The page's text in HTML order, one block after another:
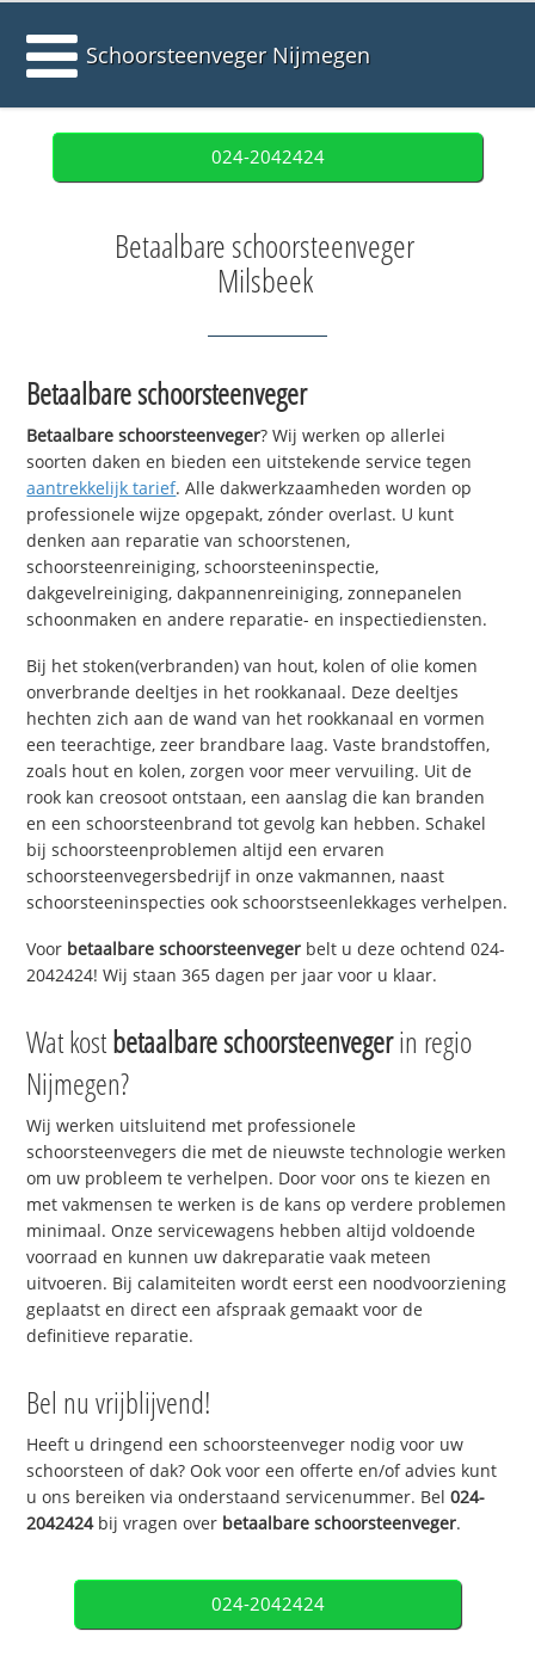
Schoorsteenveger Nijmegen
024-2042424
Betaalbare schoorsteenveger
Milsbeek
Betaalbare schoorsteenveger
Betaalbare schoorsteenveger? Wij werken op allerlei
soorten daken en bieden een uitstekende service tegen
aantrekkelijk tarief. Alle dakwerkzaamheden worden op
professionele wijze opgepakt, zónder overlast. U kunt
denken aan reparatie van schoorstenen,
schoorsteenreiniging, schoorsteeninspectie,
dakgevelreiniging, dakpannenreiniging, zonnepanelen
schoonmaken en andere reparatie- en inspectiediensten.
Bij het stoken(verbranden) van hout, kolen of olie komen
onverbrande deeltjes in het rookkanaal. Deze deeltjes
hechten zich aan de wand van het rookkanaal en vormen
een teerachtige, zeer brandbare laag. Vaste brandstoffen,
zoals hout en kolen, zorgen voor meer vervuiling. Uit de
rook kan creosoot ontstaan, een aanslag die kan branden
en een schoorsteenbrand tot gevolg kan hebben. Schakel
bij schoorsteenproblemen altijd een ervaren
schoorsteenvegersbedrijf in onze vakmannen, naast
schoorsteeninspecties ook schoorstseenlekkages verhelpen.
Voor betaalbare schoorsteenveger belt u deze ochtend 024-
2042424! Wij staan 365 dagen per jaar voor u klaar.
Wat kostbetaalbare schoorsteenvegerin regio
Nijmegen?
Wij werken uitsluitend met professionele
schoorsteenvegers die met de nieuwste technologie werken
om uw probleem te verhelpen. Door voor ons te kiezen en
met vakmensen te werken is de kans op verdere problemen
minimaal. Onze servicewagens hebben altijd voldoende
voorraad en kunnen uw dakreparatie vaak meteen
uitvoeren. Bij calamiteiten wordt eerst een noodvoorziening
geplaatst en direct een afspraak gemaakt voor de
definitieve reparatie.
Bel nu vrijblijvend!
Heeft u dringend een schoorsteenveger nodig voor uw
schoorsteen of dak? Ook voor een offerte en/of advies kunt
u ons bereiken via onderstaand servicenummer. Bel024-
2042424bij vragen over betaalbare schoorsteenveger.
024-2042424